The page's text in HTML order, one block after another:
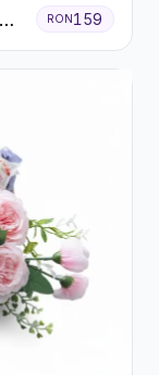
RON 159